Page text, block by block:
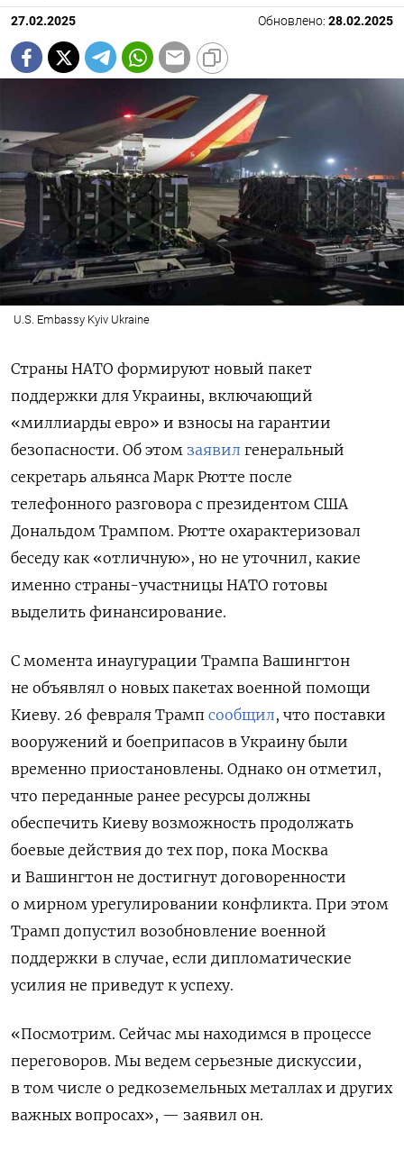
27.02.2025 Обновлено: 28.02.2025
U.S. Embassy Kyiv Ukraine
Страны НАТО формируют новый пакет
поддержки для Украины, включающий
«миллиарды евро» и взносы на гарантии
безопасности. Об этом заявил генеральный
секретарь альянса Марк Рютте после
телефонного разговора с президентом США
Дональдом Трампом. Рютте охарактеризовал
беседу как «отличную», но не уточнил, какие
именно страны-участницы НАТО готовы
выделить финансирование.
С момента инаугурации Трампа Вашингтон
не объявлял о новых пакетах военной помощи
Киеву. 26 февраля Трамп сообщил, что поставки
вооружений и боеприпасов в Украину были
временно приостановлены. Однако он отметил,
что переданные ранее ресурсы должны
обеспечить Киеву возможность продолжать
боевые действия до тех пор, пока Москва
и Вашингтон не достигнут договоренности
о мирном урегулировании конфликта. При этом
Трамп допустил возобновление военной
поддержки в случае, если дипломатические
усилия не приведут к успеху.
«Посмотрим. Сейчас мы находимся в процессе
переговоров. Мы ведем серьезные дискуссии,
в том числе о редкоземельных металлах и других
важных вопросах», — заявил он.